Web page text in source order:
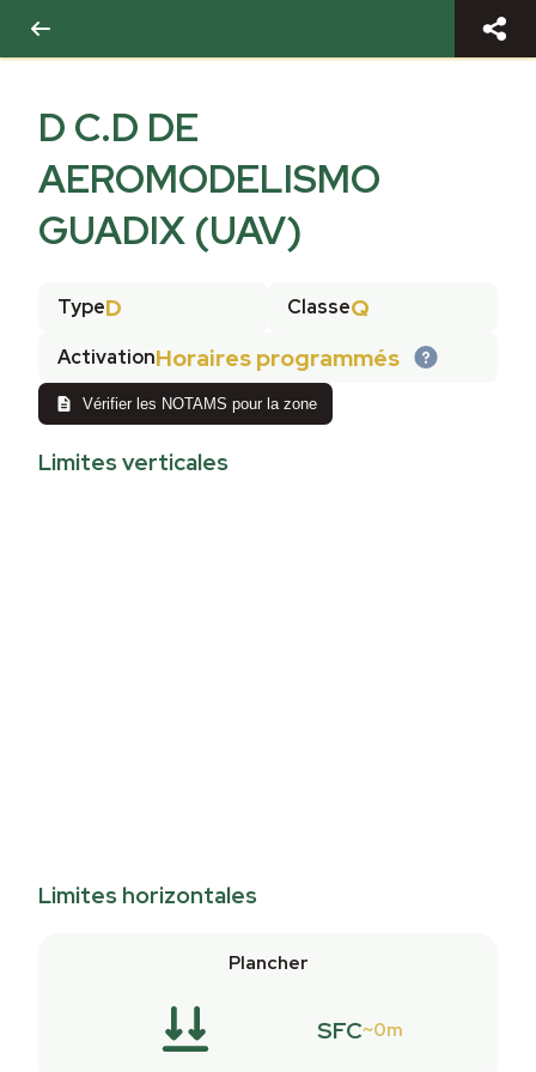
D C.D DE
AEROMODELISMO
GUADIX (UAV)
TypeD ClasseQ
ActivationHoraires programmés
Vérifier les NOTAMS pour la zone
Limites verticales
Limites horizontales
Plancher
SFC 0m